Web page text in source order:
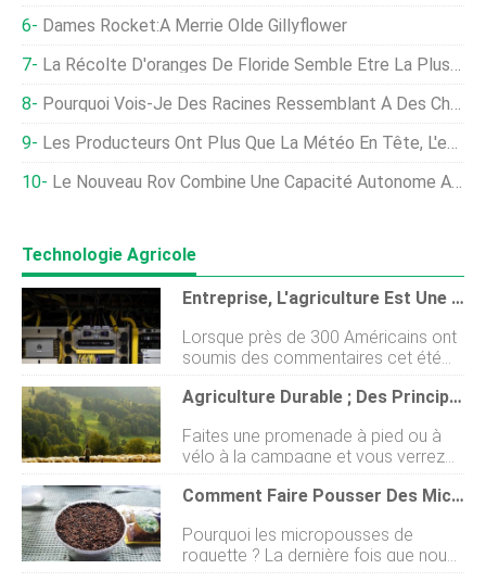
Dames Rocket:A Merrie Olde Gillyflower
La Récolte D'oranges De Floride Semble Être La Plus Faible Depuis Plus De 70 Ans
Pourquoi Vois-Je Des Racines Ressemblant À Des Cheveux Sur Mon Cactus De Noël ?
Les Producteurs Ont Plus Que La Météo En Tête, L'enquête De La FCC Montre
Le Nouveau Rov Combine Une Capacité Autonome Avec Un Fonctionnement À Distance En Direct
Technologie Agricole
Entreprise, L'agriculture Est Une Priorité Alors Que L'expansion Du Haut Débit En Milieu Rural Progresse
Lorsque près de 300 Américains ont
soumis des commentaires cet été
sur le plan pilote de lUSDA visant à
amener lInternet haut débit à large
mentionné les grandes opportunités
quune connectivité Internet fiable
pourrait apporter. Mais ils ont
également exprimé leur scepticisme
lagence pour le projet, qui est en
chantier depuis près dun an. Le
Agriculture Durable ; Des Principes, 10 Méthodes Et 14 Avantages !
Faites une promenade à pied ou à
vélo à la campagne et vous verrez
quil y a des agriculteurs qui travaillent
toute la journée et tous les jours. Ils
brûlant des étés et les soirées les
plus froides des hivers. Cest parce
Comment Faire Pousser Des Micropousses De Roquette En 10 Jours
Pourquoi les micropousses de
roquette ? La dernière fois que nous
avons parlé, Jai donné un aperçu